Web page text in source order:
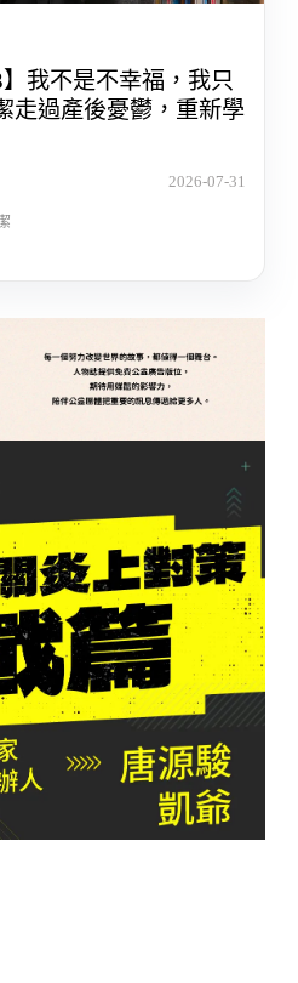
】我不是不幸福，我只
過產後憂鬱，重新學
2026-07-31